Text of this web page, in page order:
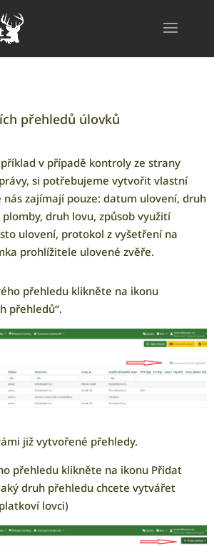
přehledů úlovků
v případě kontroly ze strany
si potřebujeme vytvořit vlastní
nás zajímají pouze: datum ulovení, druh
druh lovu, způsob využití
ulovení, protokol z vyšetření na
prohlížitele ulovené zvěře.
přehledu klikněte na ikonu
přehledů“.
již vytvořené přehledy.
přehledu klikněte na ikonu Přidat
druh přehledu chcete vytvářet
lovci)